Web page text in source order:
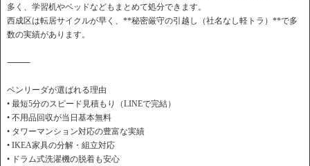
多く、学習机やベッドなどもまとめて処分できます。
西成区は転居サイクルが早く、**秘密厳守の引越し（社名なし軽トラ）**で多
数の実績があります。
⸻
ベンリーダが選ばれる理由
• 最短5分のスピード見積もり（LINEで完結）
• 不用品回収が当日基本無料
• タワーマンション対応の豊富な実績
• IKEA家具の分解・組立対応
• ドラム式洗濯機の脱着も安心